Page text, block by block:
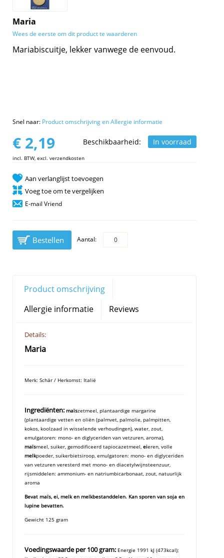
Maria
Wees de eerste om dit product te waarderen
Mariabiscuitje, lekker vanwege de eenvoud.
Snel naar: Product omschrijving en Allergie informatie
Beschikbaarheid: In voorraad
€ 2,19
incl. BTW, excl. verzendkosten
Aan verlanglijst toevoegen
Voeg toe om te vergelijken
E-mail Vriend
Bestellen Aantal:
Product omschrijving
Allergie informatie
Reviews
Details:
Maria
Merk: Schär / Herkomst: Italië
Ingrediënten: maïszetmeel, plantaardige margarine
(plantaardige vetten en oliën (palmvet, palmolie, palmpitten,
kokos, koolzaad in wisselende verhoudingen), water, zout,
emulgatoren: mono- en diglyceriden van vetzuren, aroma),
maïsmeel, suiker, gemodificeerd tapiocazetmeel, eieren, volle
melkpoeder, suikerbietsiroop, emulgatoren: mono- en diglyceriden
van vetzuren veresterd met mono- en diacetylwijnsteenzuur,
rijsmiddelen: ammonium- en natriumbicarbonaat, zout, natuurlijk
aroma
Bevat maïs, ei, melk en melkbestanddelen. Kan sporen van soja en
lupine bevatten.
Gewicht 125 gram
Voedingswaarde per 100 gram: Energie 1991 kJ (473kcal);